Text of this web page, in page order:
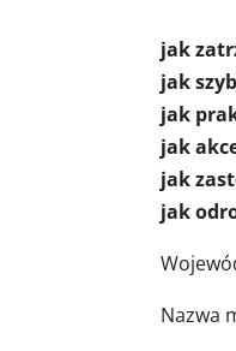
jak
jak
jak
jak
jak
jak
Nazwa